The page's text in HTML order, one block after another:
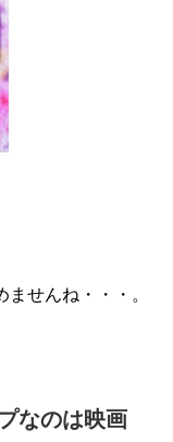
せんね・・・。
なのは映画